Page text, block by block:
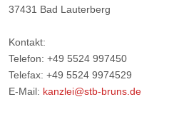
37431 Bad Lauterberg
Kontakt:
Telefon: +49 5524 997450
Telefax: +49 5524 9974529
E-Mail: kanzlei@stb-bruns.de